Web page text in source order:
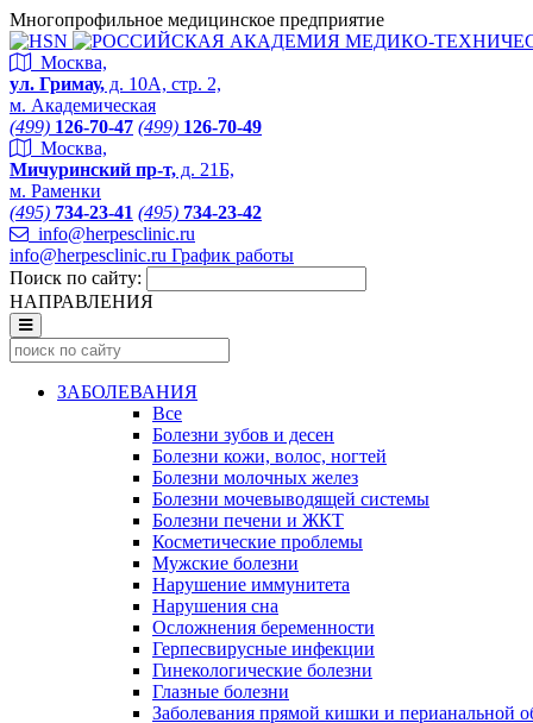
Многопрофильное медицинское предприятие
Москва,
ул. Гримау, д. 10А, стр. 2,
м. Академическая
(499) 126-70-47 (499) 126-70-49
Москва,
Мичуринский пр-т, д. 21Б,
м. Раменки
(495) 734-23-41 (495) 734-23-42
info@herpesclinic.ru
info@herpesclinic.ru График работы
Поиск по сайту:
НАПРАВЛЕНИЯ
ЗАБОЛЕВАНИЯ
Все
Болезни зубов и десен
Болезни кожи, волос, ногтей
Болезни молочных желез
Болезни мочевыводящей системы
Болезни печени и ЖКТ
Косметические проблемы
Мужские болезни
Нарушение иммунитета
Нарушения сна
Осложнения беременности
Герпесвирусные инфекции
Гинекологические болезни
Глазные болезни
Заболевания прямой кишки и перианальной